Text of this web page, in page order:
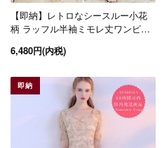
【即納】レトロなシースルー小花
柄 ラッフル半袖ミモレ丈ワンピー
6,480円(内税)
即納